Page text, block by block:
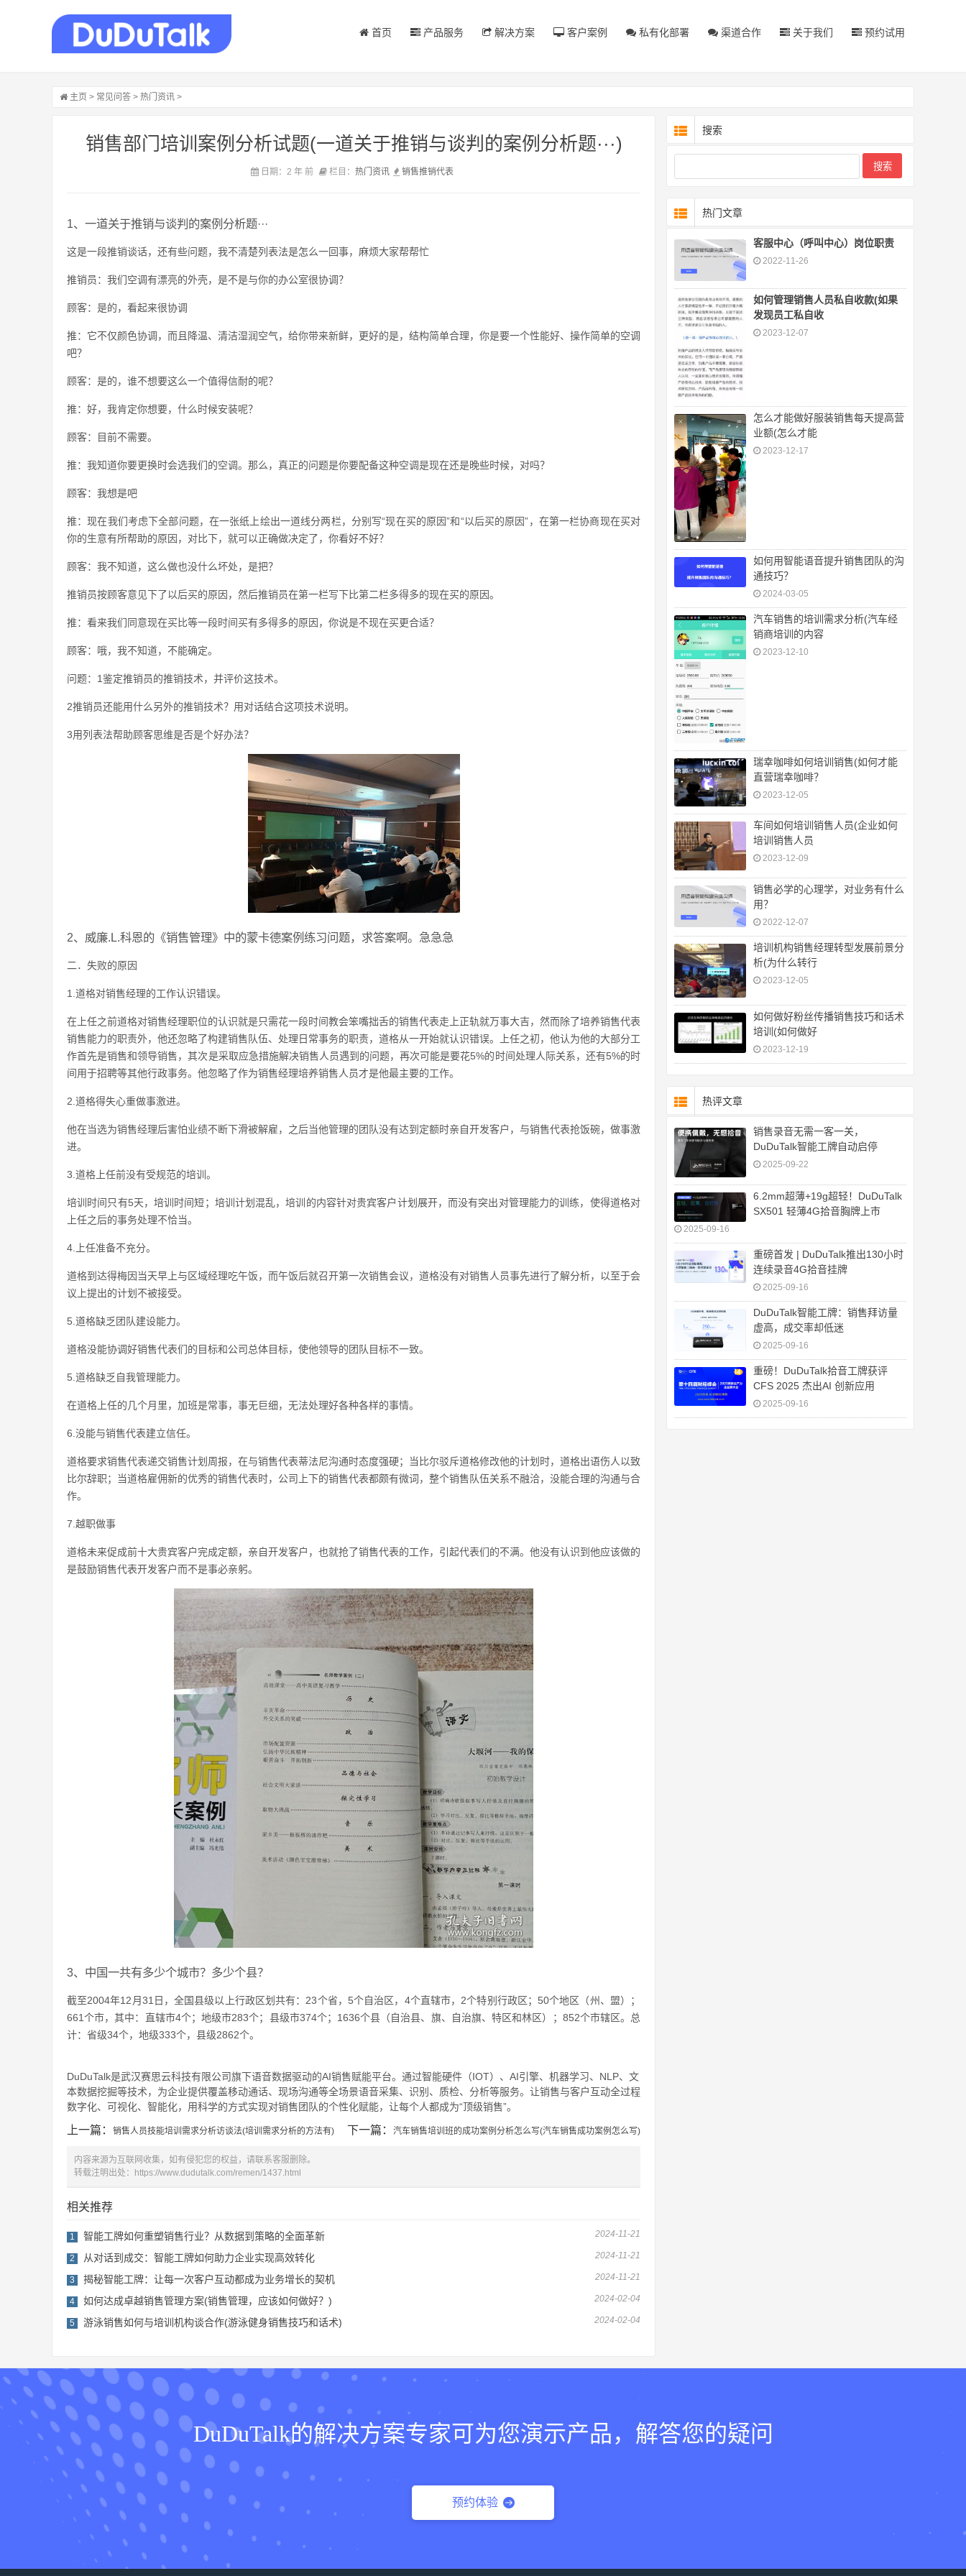
首页 产品服务 解决方案 客户案例 私有化部署 渠道合作 关于我们 预约试用
主页 > 常见问答 > 热门资讯 >
销售部门培训案例分析试题(一道关于推销与谈判的案例分析题···)
日期：2 年 前 栏目： 热门资讯 销售推销代表
1、一道关于推销与谈判的案例分析题···
这是一段推销谈话，还有些问题，我不清楚列表法是怎么一回事，麻烦大家帮帮忙
推销员：我们空调有漂亮的外壳，是不是与你的办公室很协调？
顾客：是的，看起来很协调
推：它不仅颜色协调，而且降温、清洁湿润空气，给你带来新鲜，更好的是，结构简单合理，你是要一个性能好、操作简单的空调
吧？
顾客：是的，谁不想要这么一个值得信耐的呢？
推：好，我肯定你想要，什么时候安装呢？
顾客：目前不需要。
推：我知道你要更换时会选我们的空调。那么，真正的问题是你要配备这种空调是现在还是晚些时候，对吗？
顾客：我想是吧
推：现在我们考虑下全部问题，在一张纸上绘出一道线分两栏，分别写“现在买的原因”和“以后买的原因”，在第一栏协商现在买对
你的生意有所帮助的原因，对比下，就可以正确做决定了，你看好不好？
顾客：我不知道，这么做也没什么坏处，是把？
推销员按顾客意见下了以后买的原因，然后推销员在第一栏写下比第二栏多得多的现在买的原因。
推：看来我们同意现在买比等一段时间买有多得多的原因，你说是不现在买更合适？
顾客：哦，我不知道，不能确定。
问题：1鉴定推销员的推销技术，并评价这技术。
2推销员还能用什么另外的推销技术？用对话结合这项技术说明。
3用列表法帮助顾客思维是否是个好办法？
2、威廉.L.科恩的《销售管理》中的蒙卡德案例练习问题，求答案啊。急急急
二．失败的原因
1.道格对销售经理的工作认识错误。
在上任之前道格对销售经理职位的认识就是只需花一段时间教会笨嘴拙舌的销售代表走上正轨就万事大吉，然而除了培养销售代表
销售能力的职责外，他还忽略了构建销售队伍、处理日常事务的职责，道格从一开始就认识错误。上任之初，他认为他的大部分工
作首先是销售和领导销售，其次是采取应急措施解决销售人员遇到的问题，再次可能是要花5%的时间处理人际关系，还有5%的时
间用于招聘等其他行政事务。他忽略了作为销售经理培养销售人员才是他最主要的工作。
2.道格得失心重做事激进。
他在当选为销售经理后害怕业绩不断下滑被解雇，之后当他管理的团队没有达到定额时亲自开发客户，与销售代表抢饭碗，做事激
进。
3.道格上任前没有受规范的培训。
培训时间只有5天，培训时间短；培训计划混乱，培训的内容针对贵宾客户计划展开，而没有突出对管理能力的训练，使得道格对
上任之后的事务处理不恰当。
4.上任准备不充分。
道格到达得梅因当天早上与区域经理吃午饭，而午饭后就召开第一次销售会议，道格没有对销售人员事先进行了解分析，以至于会
议上提出的计划不被接受。
5.道格缺乏团队建设能力。
道格没能协调好销售代表们的目标和公司总体目标，使他领导的团队目标不一致。
5.道格缺乏自我管理能力。
在道格上任的几个月里，加班是常事，事无巨细，无法处理好各种各样的事情。
6.没能与销售代表建立信任。
道格要求销售代表递交销售计划周报，在与销售代表蒂法尼沟通时态度强硬；当比尔驳斥道格修改他的计划时，道格出语伤人以致
比尔辞职；当道格雇佣新的优秀的销售代表时，公司上下的销售代表都颇有微词，整个销售队伍关系不融洽，没能合理的沟通与合
作。
7.越职做事
道格未来促成前十大贵宾客户完成定额，亲自开发客户，也就抢了销售代表的工作，引起代表们的不满。他没有认识到他应该做的
是鼓励销售代表开发客户而不是事必亲躬。
3、中国一共有多少个城市？多少个县？
截至2004年12月31日，全国县级以上行政区划共有：23个省，5个自治区，4个直辖市，2个特别行政区；50个地区（州、盟）；
661个市，其中：直辖市4个；地级市283个；县级市374个；1636个县（自治县、旗、自治旗、特区和林区）；852个市辖区。总
计：省级34个，地级333个，县级2862个。
DuDuTalk是武汉赛思云科技有限公司旗下语音数据驱动的AI销售赋能平台。通过智能硬件（IOT）、AI引擎、机器学习、NLP、文
本数据挖掘等技术，为企业提供覆盖移动通话、现场沟通等全场景语音采集、识别、质检、分析等服务。让销售与客户互动全过程
数字化、可视化、智能化，用科学的方式实现对销售团队的个性化赋能，让每个人都成为“顶级销售”。
上一篇： 销售人员技能培训需求分析访谈法(培训需求分析的方法有) 下一篇： 汽车销售培训班的成功案例分析怎么写(汽车销售成功案例怎么写)
内容来源为互联网收集，如有侵犯您的权益，请联系客服删除。
转载注明出处：
https://www.dudutalk.com/remen/1437.html
相关推荐
2024-11-21
1 智能工牌如何重塑销售行业？从数据到策略的全面革新
2024-11-21
2 从对话到成交：智能工牌如何助力企业实现高效转化
2024-11-21
3 揭秘智能工牌：让每一次客户互动都成为业务增长的契机
2024-02-04
4 如何达成卓越销售管理方案(销售管理，应该如何做好？)
2024-02-04
5 游泳销售如何与培训机构谈合作(游泳健身销售技巧和话术)
搜索
热门文章
客服中心（呼叫中心）岗位职责
2022-11-26
如何管理销售人员私自收款(如果
发现员工私自收
2023-12-07
怎么才能做好服装销售每天提高营
业额(怎么才能
2023-12-17
如何用智能语音提升销售团队的沟
通技巧？
2024-03-05
汽车销售的培训需求分析(汽车经
销商培训的内容
2023-12-10
瑞幸咖啡如何培训销售(如何才能
直营瑞幸咖啡？
2023-12-05
车间如何培训销售人员(企业如何
培训销售人员
2023-12-09
销售必学的心理学，对业务有什么
用？
2022-12-07
培训机构销售经理转型发展前景分
析(为什么转行
2023-12-05
如何做好粉丝传播销售技巧和话术
培训(如何做好
2023-12-19
热评文章
销售录音无需一客一关，
DuDuTalk智能工牌自动启停
2025-09-22
6.2mm超薄+19g超轻！DuDuTalk
SX501 轻薄4G拾音胸牌上市
2025-09-16
重磅首发 | DuDuTalk推出130小时
连续录音4G拾音挂牌
2025-09-16
DuDuTalk智能工牌：销售拜访量
虚高，成交率却低迷
2025-09-16
重磅！DuDuTalk拾音工牌获评
CFS 2025 杰出AI 创新应用
2025-09-16
DuDuTalk的解决方案专家可为您演示产品，解答您的疑问
预约体验